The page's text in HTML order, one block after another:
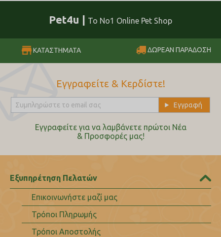
Pet4u | Το No1 Online Pet Shop
ΚΑΤΑΣΤΗΜΑΤΑ ΔΩΡΕΑΝ ΠΑΡΑΔΟΣΗ
Εγγραφείτε & Κερδίστε!
Εγγραφείτε για να λαμβάνετε πρώτοι Nέα
& Προσφορές μας!
Εξυπηρέτηση Πελατών
Επικοινωνήστε μαζί μας
Τρόποι Πληρωμής
Τρόποι Αποστολής